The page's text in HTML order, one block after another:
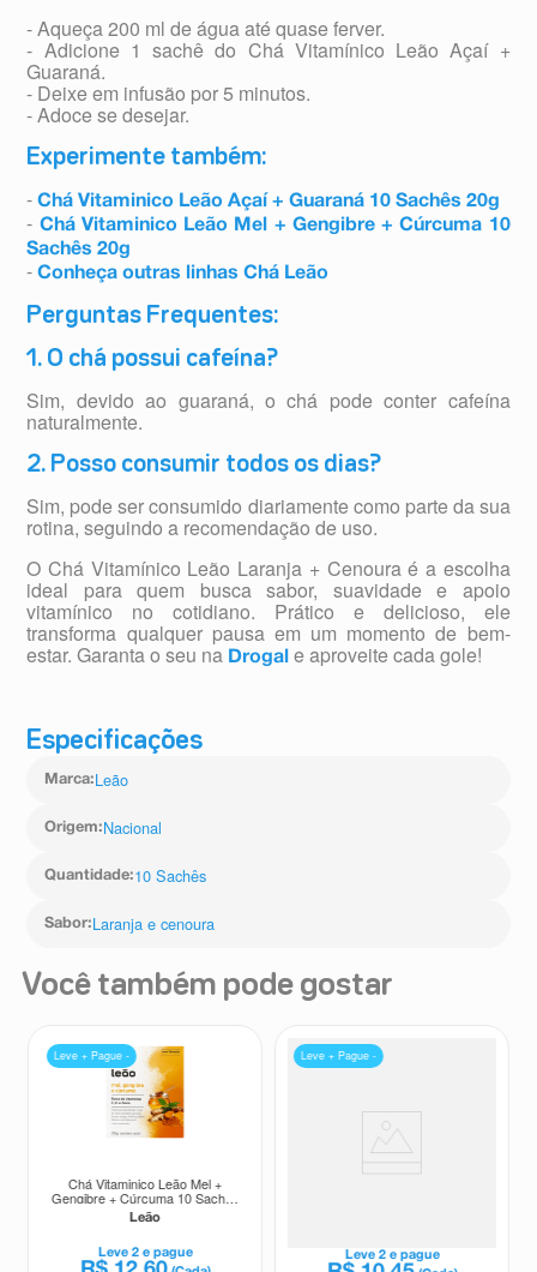
- Aqueça 200 ml de água até quase ferver.
- Adicione 1 sachê do Chá Vitamínico Leão Açaí +
Guaraná.
- Deixe em infusão por 5 minutos.
- Adoce se desejar.
Experimente também:
-Chá Vitaminico Leão Açaí + Guaraná 10 Sachês 20g
- Chá Vitaminico Leão Mel + Gengibre + Cúrcuma 10
Sachês 20g
-Conheça outras linhas Chá Leão
Perguntas Frequentes:
1. O chá possui cafeína?
Sim, devido ao guaraná, o chá pode conter cafeína
naturalmente.
2. Posso consumir todos os dias?
Sim, pode ser consumido diariamente como parte da sua
rotina, seguindo a recomendação de uso.
O Chá Vitamínico Leão Laranja + Cenoura é a escolha
ideal para quem busca sabor, suavidade e apoio
vitamínico no cotidiano. Prático e delicioso, ele
transforma qualquer pausa em um momento de bem-
estar. Garanta o seu na Drogal e aproveite cada gole!
Especificações
Marca:Leão
Origem:Nacional
Quantidade:10 Sachês
Sabor:Laranja e cenoura
Você também pode gostar
Leve + Pague -
Chá Vitaminico Leão Mel +
Gengibre + Cúrcuma 10 Sachês
20g
Leão
Leve 2e pague
Leve + Pague -
Leve 2e pague